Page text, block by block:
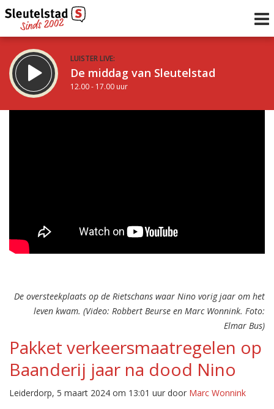
LUISTER LIVE:
De middag van Sleutelstad
12.00 - 17.00 uur
De oversteekplaats op de Rietschans waar Nino vorig jaar om het
leven kwam. (Video: Robbert Beurse en Marc Wonnink. Foto:
Elmar Bus)
Pakket verkeersmaatregelen op
Baanderij jaar na dood Nino
Leiderdorp, 5 maart 2024 om 13:01 uur door Marc Wonnink